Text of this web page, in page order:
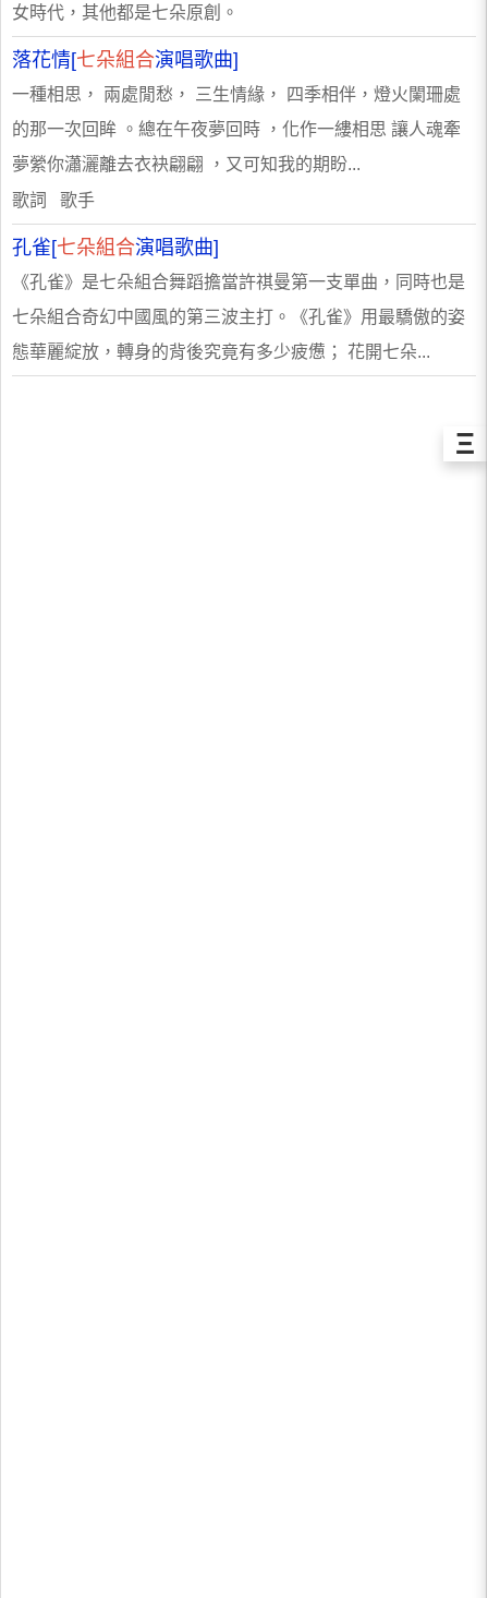
女時代，其他都是七朵原創。
落花情[七朵組合演唱歌曲]
一種相思， 兩處閒愁， 三生情緣， 四季相伴，燈火闌珊處
的那一次回眸 。總在午夜夢回時 ，化作一縷相思 讓人魂牽
夢縈你瀟灑離去衣袂翩翩 ，又可知我的期盼...
歌詞 歌手
孔雀[七朵組合演唱歌曲]
《孔雀》是七朵組合舞蹈擔當許祺曼第一支單曲，同時也是
七朵組合奇幻中國風的第三波主打。《孔雀》用最驕傲的姿
態華麗綻放，轉身的背後究竟有多少疲憊； 花開七朵...
Ξ